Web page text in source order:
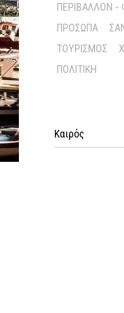
ΠΕΡΙΒΆΛΛΟΝ -
ΠΡΌΣΩΠΑ
ΤΟΥΡΙΣΜΌΣ
ΠΟΛΙΤΙΚΉ
Καιρός